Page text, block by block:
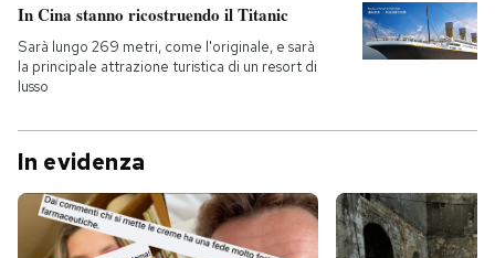
In Cina stanno ricostruendo il Titanic
Sarà lungo 269 metri, come l'originale, e sarà
la principale attrazione turistica di un resort di
lusso
In evidenza